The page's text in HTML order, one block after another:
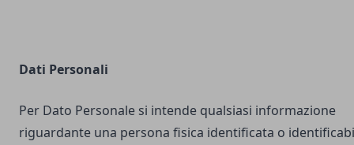
Dati Personali
Per Dato Personale si intende qualsiasi informazione
riguardante una persona fisica identificata o